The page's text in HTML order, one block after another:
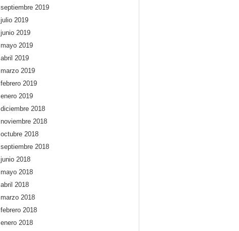
septiembre 2019
julio 2019
junio 2019
mayo 2019
abril 2019
marzo 2019
febrero 2019
enero 2019
diciembre 2018
noviembre 2018
octubre 2018
septiembre 2018
junio 2018
mayo 2018
abril 2018
marzo 2018
febrero 2018
enero 2018